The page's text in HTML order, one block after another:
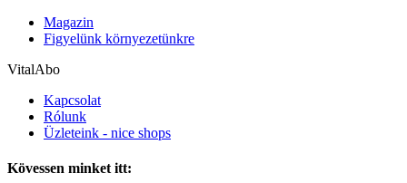
Magazin
Figyelünk környezetünkre
VitalAbo
Kapcsolat
Rólunk
Üzleteink - nice shops
Kövessen minket itt: